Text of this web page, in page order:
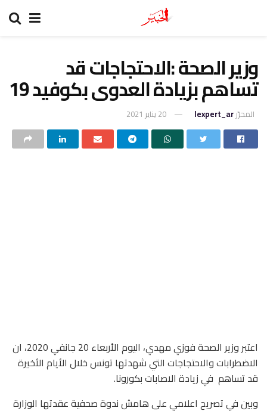
وزير الصحة :الاحتجاجات قد
تساهم بزيادة العدوى بكوفيد 19
المحرّر lexpert_ar 20 يناير 2021
اعتبر وزير الصحة فوزي مهدي، اليوم الأربعاء 20 جانفي 2020، ان
الاضطرابات والاحتجاجات التي شهدتها تونس خلال الأيام الأخيرة
قد تساهم في زيادة الاصابات بكورونا.
وبين في تصريح اعلامي على هامش ندوة صحفية عقدتها الوزارة